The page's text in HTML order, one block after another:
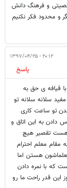
و فرهنگ دانش
و محدود فکر نکنیم
۲۰:۱۲ - ۱۳۹۷/۰۴/۲۵
پاسخ
قیافه ی حق به
سلانه سلانه تو
تو ساعت کاری
دادن به این اتاق و
هست تقصیر هیچ
معلم احترام
هستن اما
که با نمره دادن
این قدر راحت ما رو